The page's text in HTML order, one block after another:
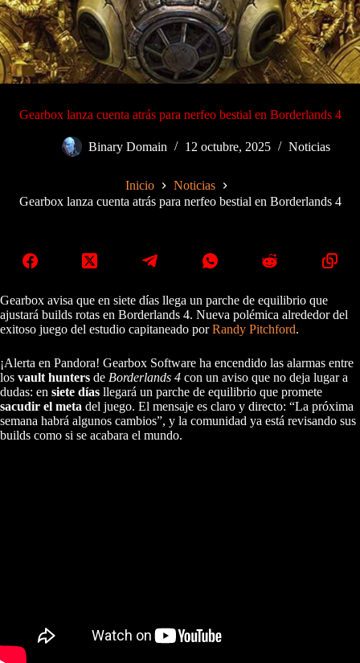
Gearbox lanza cuenta atrás para nerfeo bestial en Borderlands 4
Binary Domain 12 octubre, 2025 Noticias
Inicio
Noticias
Gearbox lanza cuenta atrás para nerfeo bestial en Borderlands 4
Gearbox avisa que en siete días llega un parche de equilibrio que
ajustará builds rotas en Borderlands 4. Nueva polémica alrededor del
exitoso juego del estudio capitaneado porRandy Pitchford.
¡Alerta en Pandora! Gearbox Software ha encendido las alarmas entre
los vault hunters de Borderlands 4 con un aviso que no deja lugar a
dudas: en siete días llegará un parche de equilibrio que promete
sacudir el meta del juego. El mensaje es claro y directo: “La próxima
semana habrá algunos cambios”, y la comunidad ya está revisando sus
builds como si se acabara el mundo.